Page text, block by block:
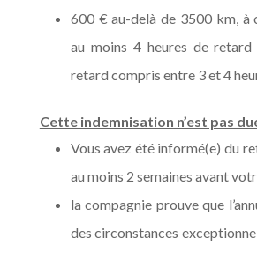
600 € au-delà de 3500 km, à
au moins 4 heures de
retard compris entre 3 et 4
Cette indemnisation n’est pas
Vous avez été informé(e) du
au moins 2 semaines avant
la compagnie prouve que
des circonstances